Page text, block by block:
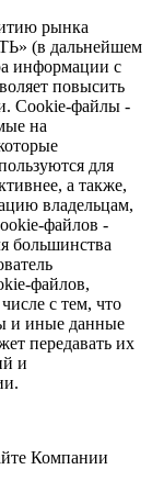
рынка
(в дальнейшем
информации с
повысить
Сookie-файлы -
на
для
а также,
владельцам,
файлов -
большинства
файлов,
с тем, что
и иные данные
передавать их
и
Компании